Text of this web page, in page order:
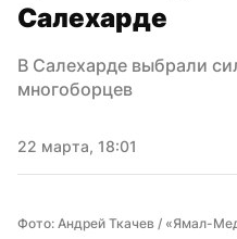
Салехарде
В Салехарде выбрали
многоборцев
22 марта, 18:01
Фото: Андрей Ткачев / «Ямал-